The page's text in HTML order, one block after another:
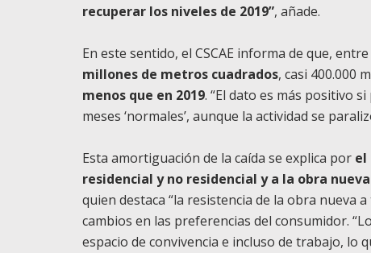
recuperar los niveles de 2019”, añade.
En este sentido, el CSCAE informa de que,
millones de metros cuadrados, casi 400.000
menos que en 2019. “El dato es más positivo
meses ‘normales’, aunque la actividad se
Esta amortiguación de la caída se explica por el
residencial y no residencial y a la obra
quien destaca “la resistencia de la obra nueva
cambios en las preferencias del consumidor.
espacio de convivencia e incluso de trabajo, lo